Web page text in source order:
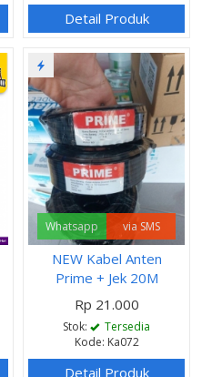
Detail Produk
Whatsapp via SMS
NEW Kabel Anten
Prime + Jek 20M
Rp 21.000
Stok:
Tersedia
Kode: Ka072
Detail Produk